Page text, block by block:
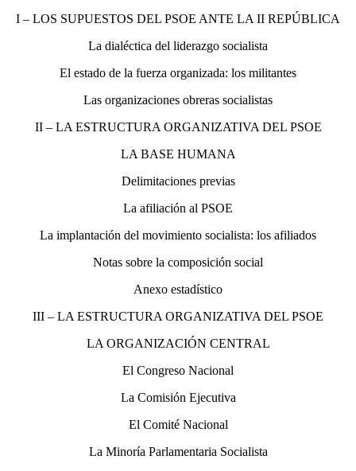
I – LOS SUPUESTOS DEL PSOE ANTE LA II REPÚBLICA
La dialéctica del liderazgo socialista
El estado de la fuerza organizada: los militantes
Las organizaciones obreras socialistas
II – LA ESTRUCTURA ORGANIZATIVA DEL PSOE
LA BASE HUMANA
Delimitaciones previas
La afiliación al PSOE
La implantación del movimiento socialista: los afiliados
Notas sobre la composición social
Anexo estadístico
III – LA ESTRUCTURA ORGANIZATIVA DEL PSOE
LA ORGANIZACIÓN CENTRAL
El Congreso Nacional
La Comisión Ejecutiva
El Comité Nacional
La Minoría Parlamentaria Socialista